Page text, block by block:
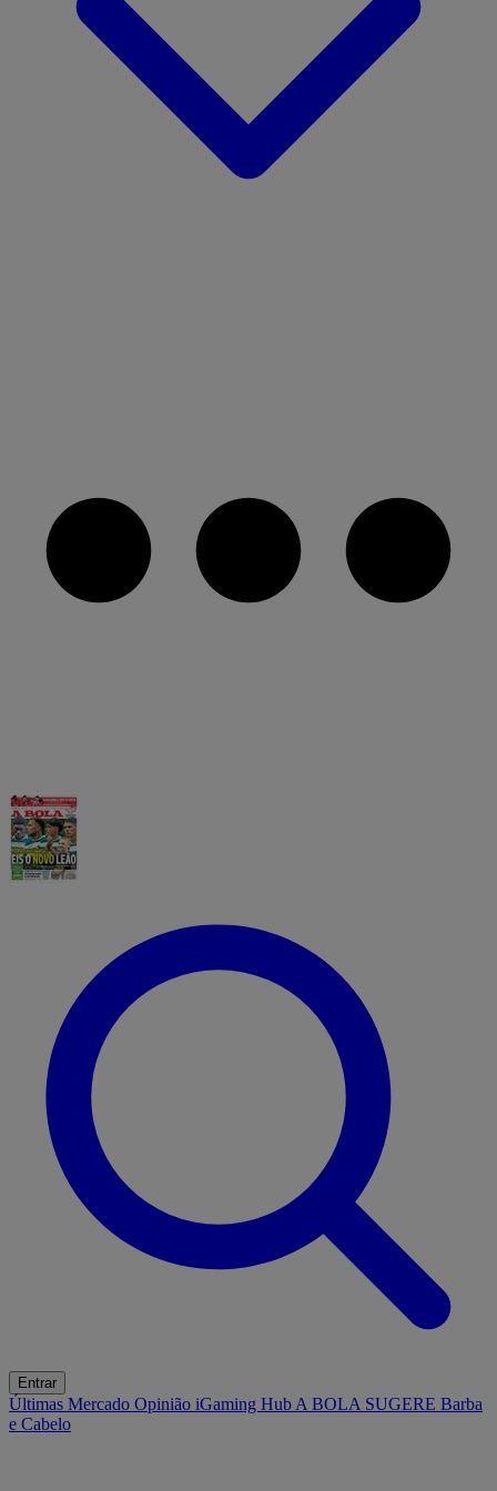
Entrar
Últimas Mercado Opinião iGaming Hub A BOLA SUGERE Barba
e Cabelo